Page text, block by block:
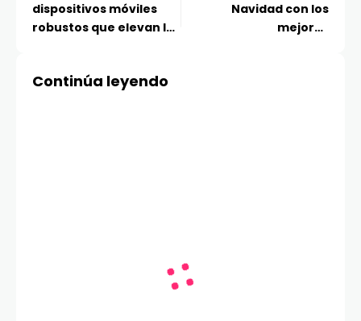
dispositivos móviles
robustos que elevan la
terreno
Navidad con los
mejores
Continúa leyendo